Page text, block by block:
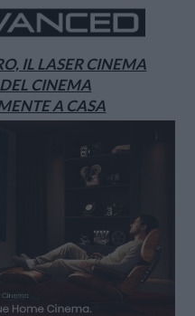
IL LASER CINEMA
DEL CINEMA
A CASA